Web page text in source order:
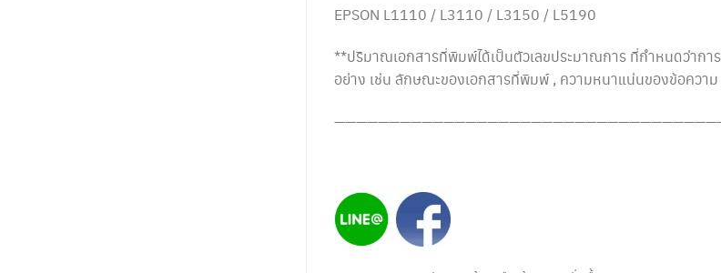
EPSON L1110 / L3110 / L3150 / L5190
**ปริมาณเอกสารที่พิมพ์ได้เป็นตัวเลขประมาณการ ที่กำหนดว่าก
อย่าง เช่น ลักษณะของเอกสารที่พิมพ์ , ความหนาแน่นของข้อควา